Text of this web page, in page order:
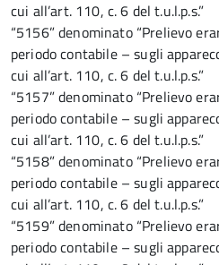
cui all’art. 110, c. 6 del t.u.l.p.s.”
“5156” denominato “Prelievo
periodo contabile – sugli
cui all’art. 110, c. 6 del t.u.l.p.s.”
“5157” denominato “Prelievo
periodo contabile – sugli
cui all’art. 110, c. 6 del t.u.l.p.s.”
“5158” denominato “Prelievo
periodo contabile – sugli
cui all’art. 110, c. 6 del t.u.l.p.s.”
“5159” denominato “Prelievo
periodo contabile – sugli